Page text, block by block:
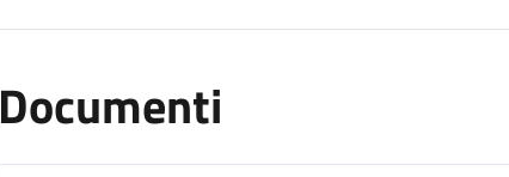
Documenti